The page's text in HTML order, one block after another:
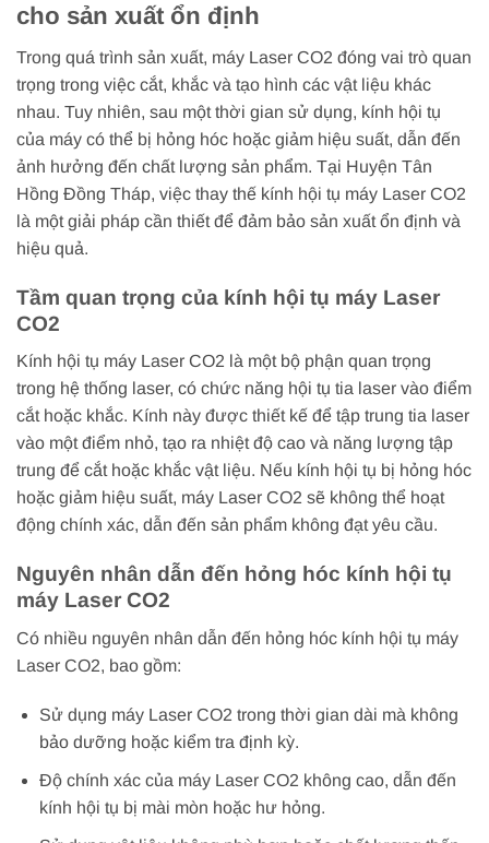
cho sản xuất ổn định
Trong quá trình sản xuất, máy Laser CO2 đóng vai trò quan
trọng trong việc cắt, khắc và tạo hình các vật liệu khác
nhau. Tuy nhiên, sau một thời gian sử dụng, kính hội tụ
của máy có thể bị hỏng hóc hoặc giảm hiệu suất, dẫn đến
ảnh hưởng đến chất lượng sản phẩm. Tại Huyện Tân
Hồng Đồng Tháp, việc thay thế kính hội tụ máy Laser CO2
là một giải pháp cần thiết để đảm bảo sản xuất ổn định và
hiệu quả.
Tầm quan trọng của kính hội tụ máy Laser
CO2
Kính hội tụ máy Laser CO2 là một bộ phận quan trọng
trong hệ thống laser, có chức năng hội tụ tia laser vào điểm
cắt hoặc khắc. Kính này được thiết kế để tập trung tia laser
vào một điểm nhỏ, tạo ra nhiệt độ cao và năng lượng tập
trung để cắt hoặc khắc vật liệu. Nếu kính hội tụ bị hỏng hóc
hoặc giảm hiệu suất, máy Laser CO2 sẽ không thể hoạt
động chính xác, dẫn đến sản phẩm không đạt yêu cầu.
Nguyên nhân dẫn đến hỏng hóc kính hội tụ
máy Laser CO2
Có nhiều nguyên nhân dẫn đến hỏng hóc kính hội tụ máy
Laser CO2, bao gồm:
Sử dụng máy Laser CO2 trong thời gian dài mà không
bảo dưỡng hoặc kiểm tra định kỳ.
Độ chính xác của máy Laser CO2 không cao, dẫn đến
kính hội tụ bị mài mòn hoặc hư hỏng.